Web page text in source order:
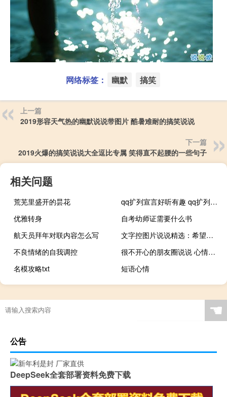
网络标签： 幽默 搞笑
上一篇
2019形容天气热的幽默说说带图片 酷暑难耐的搞笑说说
下一篇
2019火爆的搞笑说说大全逗比专属 笑得直不起腰的一些句子
相关问题
荒芜里盛开的昙花
qq扩列宣言好听有趣 qq扩列说说最受欢迎的句子
优雅转身
自考幼师证需要什么书
航天员拜年对联内容怎么写
文字控图片说说精选：希望你能越来越喜欢我，然后表现得明显一点
不良情绪的自我调控
很不开心的朋友圈说说 心情十分低落的句子
名模攻略txt
短语心情
☚
公告
DeepSeek全套部署资料免费下载